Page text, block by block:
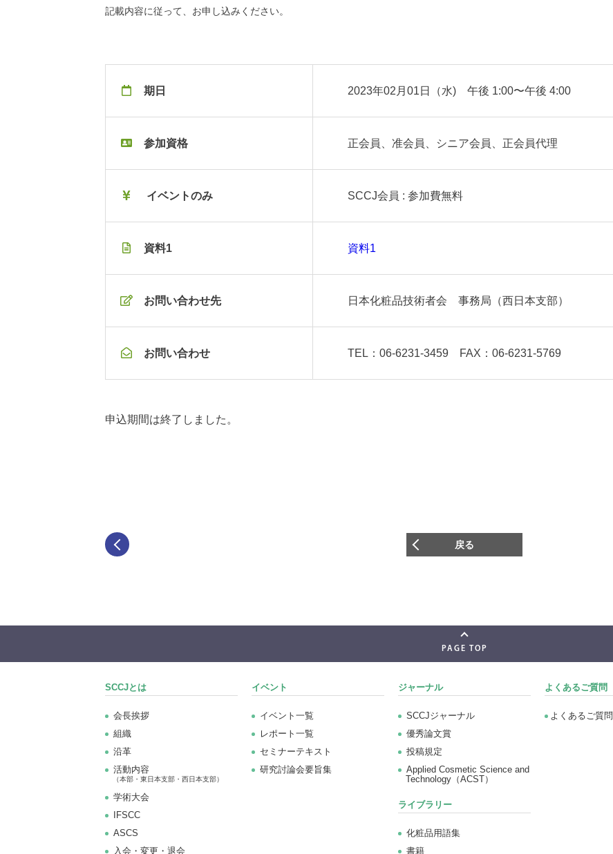
記載内容に従って、お申し込みください。
期日 2023年02月01日（水) 午後 1:00〜午後 4:00
参加資格 正会員、准会員、シニア会員、正会員代理
イベントのみ SCCJ会員 : 参加費無料
資料1 資料1
お問い合わせ先 日本化粧品技術者会 事務局（西日本支部）
お問い合わせ TEL：06-6231-3459 FAX：06-6231-5769
申込期間は終了しました。
戻る
PAGE TOP
SCCJとは
会長挨拶
組織
沿革
活動内容
（本部・東日本支部・西日本支部）
学術大会
IFSCC
ASCS
⼊会・変更・退会
イベント
イベント一覧
レポート一覧
セミナーテキスト
研究討論会要旨集
ジャーナル
SCCJジャーナル
優秀論文賞
投稿規定
Applied Cosmetic Science and
Technology（ACST）
ライブラリー
化粧品用語集
書籍
よくあるご質問
よくあるご質問